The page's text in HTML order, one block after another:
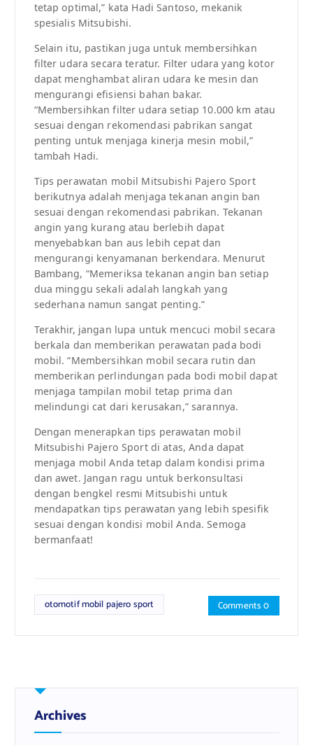
tetap optimal,” kata Hadi Santoso, mekanik
spesialis Mitsubishi.
Selain itu, pastikan juga untuk membersihkan
filter udara secara teratur. Filter udara yang kotor
dapat menghambat aliran udara ke mesin dan
mengurangi efisiensi bahan bakar.
“Membersihkan filter udara setiap 10.000 km atau
sesuai dengan rekomendasi pabrikan sangat
penting untuk menjaga kinerja mesin mobil,”
tambah Hadi.
Tips perawatan mobil Mitsubishi Pajero Sport
berikutnya adalah menjaga tekanan angin ban
sesuai dengan rekomendasi pabrikan. Tekanan
angin yang kurang atau berlebih dapat
menyebabkan ban aus lebih cepat dan
mengurangi kenyamanan berkendara. Menurut
Bambang, “Memeriksa tekanan angin ban setiap
dua minggu sekali adalah langkah yang
sederhana namun sangat penting.”
Terakhir, jangan lupa untuk mencuci mobil secara
berkala dan memberikan perawatan pada bodi
mobil. “Membersihkan mobil secara rutin dan
memberikan perlindungan pada bodi mobil dapat
menjaga tampilan mobil tetap prima dan
melindungi cat dari kerusakan,” sarannya.
Dengan menerapkan tips perawatan mobil
Mitsubishi Pajero Sport di atas, Anda dapat
menjaga mobil Anda tetap dalam kondisi prima
dan awet. Jangan ragu untuk berkonsultasi
dengan bengkel resmi Mitsubishi untuk
mendapatkan tips perawatan yang lebih spesifik
sesuai dengan kondisi mobil Anda. Semoga
bermanfaat!
otomotif mobil pajero sport Comments 0
Archives